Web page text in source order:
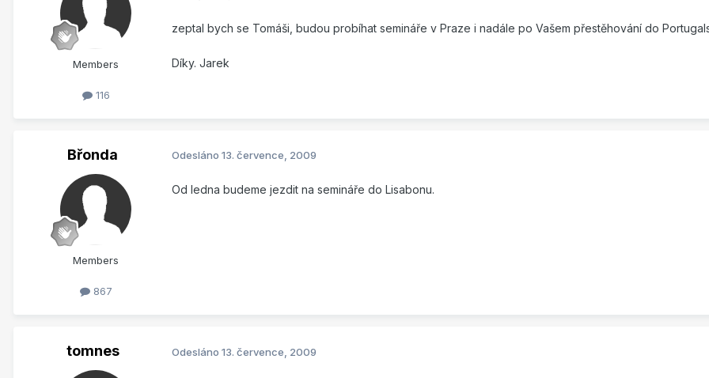
Members
116
zeptal bych se Tomáši, budou probíhat semináře v Praze i nadále po Vašem přestěhování do
Díky. Jarek
Břonda
Members
867
Odesláno 13. července, 2009
Od ledna budeme jezdit na semináře do Lisabonu.
tomnes Odesláno 13. července, 2009